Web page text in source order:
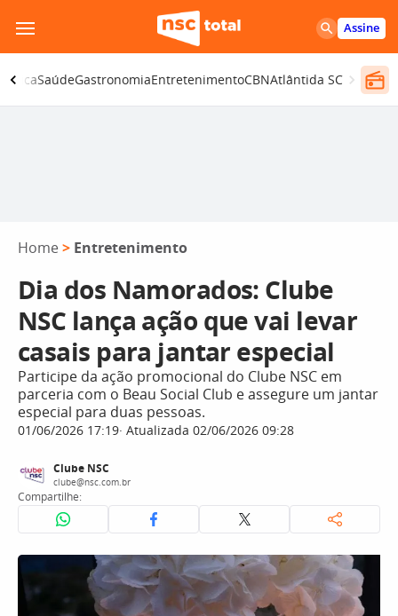
para
o
conteúdo
Assine
SaúdeGastronomiaEntretenimentoCBNAtlântida SC
Home > Entretenimento
Dia dos Namorados: Clube
NSC lança ação que vai levar
casais para jantar especial
Participe da ação promocional do Clube NSC em
parceria com o Beau Social Club e assegure um jantar
especial para duas pessoas.
01/06/2026 17:19 Atualizada 02/06/2026 09:28
Clube NSC
clube@nsc.com.br
Compartilhe: